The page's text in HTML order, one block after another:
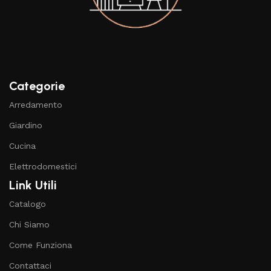
Categorie
Arredamento
Giardino
Cucina
Elettrodomestici
Link Utili
Catalogo
Chi Siamo
Come Funziona
Contattaci